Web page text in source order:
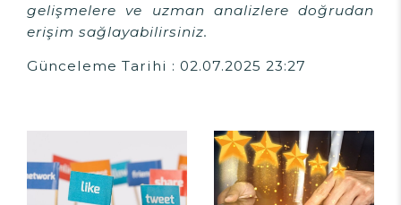
gelişmelere ve uzman analizlere doğrudan
erişim sağlayabilirsiniz.
Günceleme Tarihi : 02.07.2025 23:27